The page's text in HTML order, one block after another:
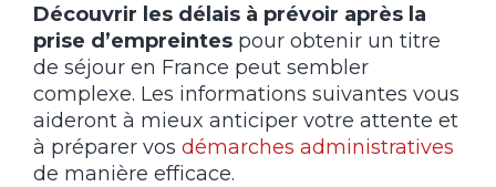
Découvrir les délais à prévoir après la
prise d’empreintes pour obtenir un titre
de séjour en France peut sembler
complexe. Les informations suivantes vous
aideront à mieux anticiper votre attente et
à préparer vos démarches administratives
de manière efficace.